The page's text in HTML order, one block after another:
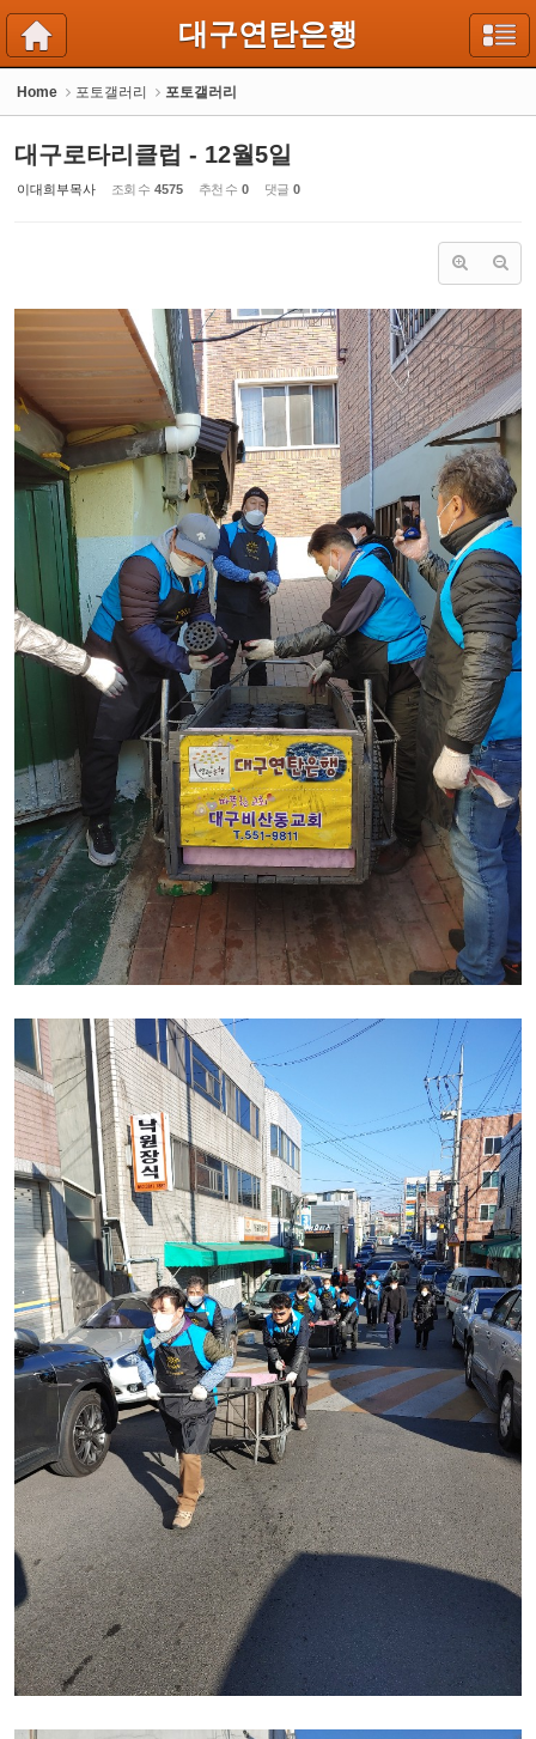
대구연탄은행
Home 포토갤러리 포토갤러리
대구로타리클럽 - 12월5일
이대희부목사 조회 수 4575 추천 수 0 댓글 0